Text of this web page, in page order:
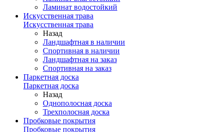
Ламинат водостойкий
Искусственная трава
Искусственная трава
Назад
Ландшафтная в наличии
Спортивная в наличии
Ландшафтная на заказ
Спортивная на заказ
Паркетная доска
Паркетная доска
Назад
Однополосная доска
Трехполосная доска
Пробковые покрытия
Пробковые покрытия